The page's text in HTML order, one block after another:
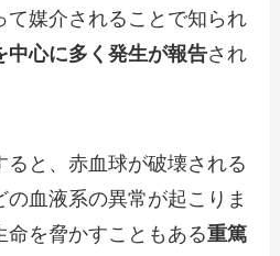
て媒介されることで知られ
中心に多く発生が報告され
と、赤血球が破壊される
血液系の異常が起こりま
命を脅かすこともある重篤